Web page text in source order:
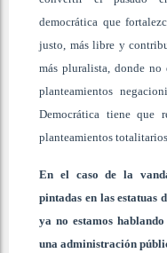
democrática que
justo, más libre y
más pluralista, donde no
planteamientos
Democrática tiene que
planteamientos
En el caso de la
pintadas en las
ya no estamos
una administración